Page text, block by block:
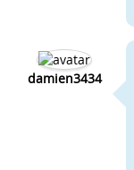
damien3434